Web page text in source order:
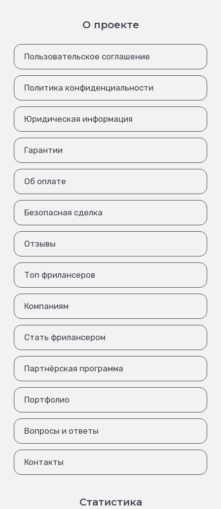
О проекте
Пользовательское соглашение
Политика конфиденциальности
Юридическая информация
Гарантии
Об оплате
Безопасная сделка
Отзывы
Топ фрилансеров
Компаниям
Стать фрилансером
Партнёрская программа
Портфолио
Вопросы и ответы
Контакты
Статистика